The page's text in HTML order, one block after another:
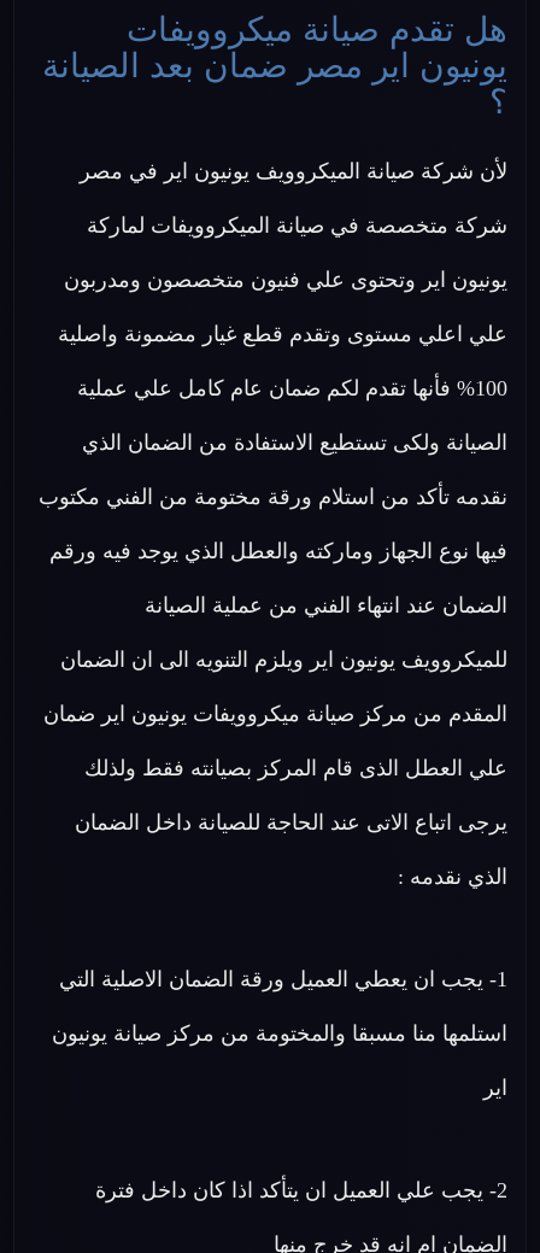
هل تقدم صيانة ميكروويفات
يونيون اير مصر ضمان بعد الصيانة
؟
لأن شركة صيانة الميكروويف يونيون اير في مصر
شركة متخصصة في صيانة الميكروويفات لماركة
يونيون اير وتحتوى علي فنيون متخصصون ومدربون
علي اعلي مستوى وتقدم قطع غيار مضمونة واصلية
100% فأنها تقدم لكم ضمان عام كامل علي عملية
الصيانة ولكى تستطيع الاستفادة من الضمان الذي
نقدمه تأكد من استلام ورقة مختومة من الفني مكتوب
فيها نوع الجهاز وماركته والعطل الذي يوجد فيه ورقم
الضمان عند انتهاء الفني من عملية الصيانة
للميكروويف يونيون اير ويلزم التنويه الى ان الضمان
المقدم من مركز صيانة ميكروويفات يونيون اير ضمان
علي العطل الذى قام المركز بصيانته فقط ولذلك
يرجى اتباع الاتى عند الحاجة للصيانة داخل الضمان
الذي نقدمه :
1- يجب ان يعطي العميل ورقة الضمان الاصلية التي
استلمها منا مسبقا والمختومة من مركز صيانة يونيون
اير
2- يجب علي العميل ان يتأكد اذا كان داخل فترة
الضمان ام انه قد خرج منها